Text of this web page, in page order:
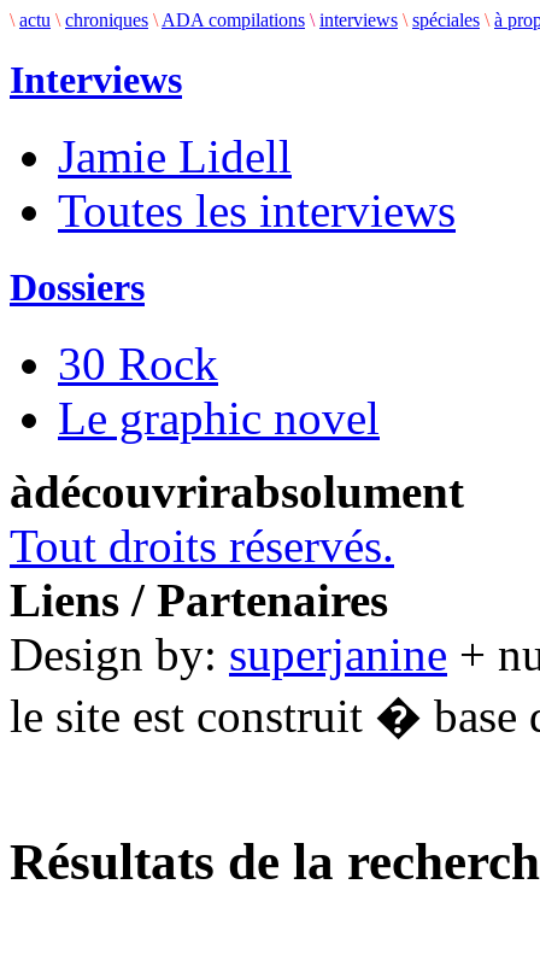
\ actu \ chroniques \ ADA compilations \ interviews \ spéciales \ à
Interviews
Jamie Lidell
Toutes les interviews
Dossiers
30 Rock
Le graphic novel
àdécouvrirabsolument
Tout droits réservés.
Liens / Partenaires
Design by: superjanine +
le site est construit � base
Résultats de la